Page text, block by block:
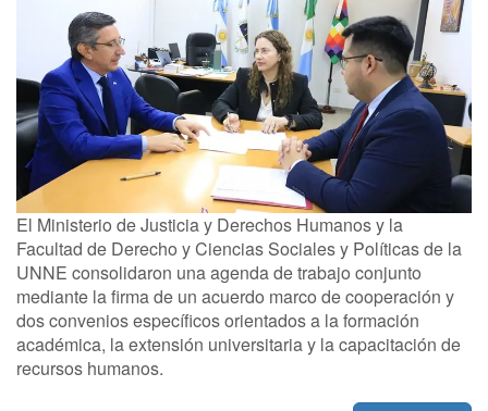
El Ministerio de Justicia y Derechos Humanos y la
Facultad de Derecho y Ciencias Sociales y Políticas de la
UNNE consolidaron una agenda de trabajo conjunto
mediante la firma de un acuerdo marco de cooperación y
dos convenios específicos orientados a la formación
académica, la extensión universitaria y la capacitación de
recursos humanos.